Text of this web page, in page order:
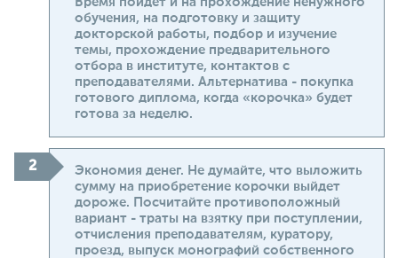
обучения, на подготовку и защиту
докторской работы, подбор и изучение
темы, прохождение предварительного
отбора в институте, контактов с
преподавателями. Альтернатива - покупка
готового диплома, когда «корочка» будет
готова за неделю.
Экономия денег. Не думайте, что выложить
сумму на приобретение корочки выйдет
дороже. Посчитайте противоположный
вариант - траты на взятку при поступлении,
отчисления преподавателям, куратору,
проезд, выпуск монографий собственного